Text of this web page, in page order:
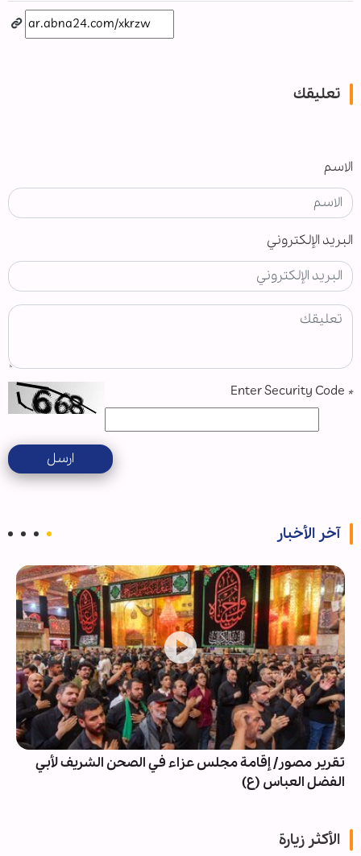
تعليقك
الاسم
البريد الإلكتروني
*
ارسل
آخر الأخبار
تقرير مصور/ إقامة مجلس عزاء في الصحن الشريف لأبي
الفضل العباس (ع)
الأكثر زيارة